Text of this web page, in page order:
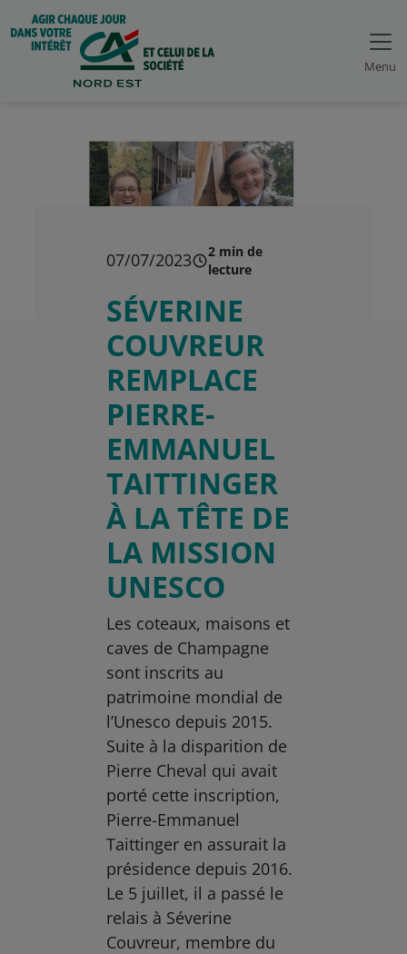
Menu
07/07/2023
2 min de
lecture
SÉVERINE
COUVREUR
REMPLACE
PIERRE-
EMMANUEL
TAITTINGER
À LA TÊTE DE
LA MISSION
UNESCO
Les coteaux, maisons et
caves de Champagne
sont inscrits au
patrimoine mondial de
l’Unesco depuis 2015.
Suite à la disparition de
Pierre Cheval qui avait
porté cette inscription,
Pierre-Emmanuel
Taittinger en assurait la
présidence depuis 2016.
Le 5 juillet, il a passé le
relais à Séverine
Couvreur, membre du